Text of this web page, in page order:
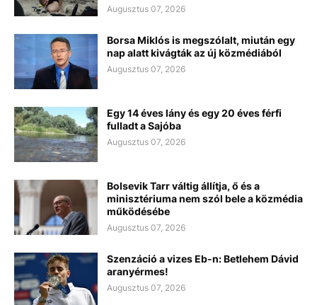
Augusztus 07, 2026
Borsa Miklós is megszólalt, miután egy
nap alatt kivágták az új közmédiából
Augusztus 07, 2026
Egy 14 éves lány és egy 20 éves férfi
fulladt a Sajóba
Augusztus 07, 2026
Bolsevik Tarr váltig állítja, ő és a
minisztériuma nem szól bele a közmédia
működésébe
Augusztus 07, 2026
Szenzáció a vizes Eb-n: Betlehem Dávid
aranyérmes!
Augusztus 07, 2026